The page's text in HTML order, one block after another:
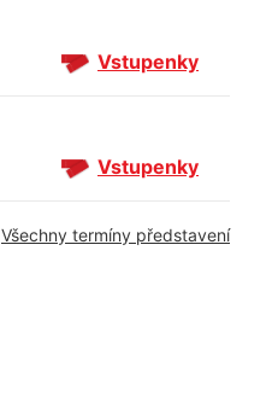
Vstupenky
Vstupenky
Všechny termíny představení